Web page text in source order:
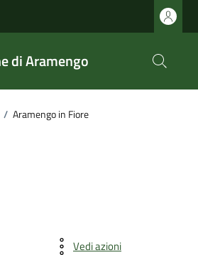
di Aramengo
/ Aramengo in Fiore
Vedi azioni